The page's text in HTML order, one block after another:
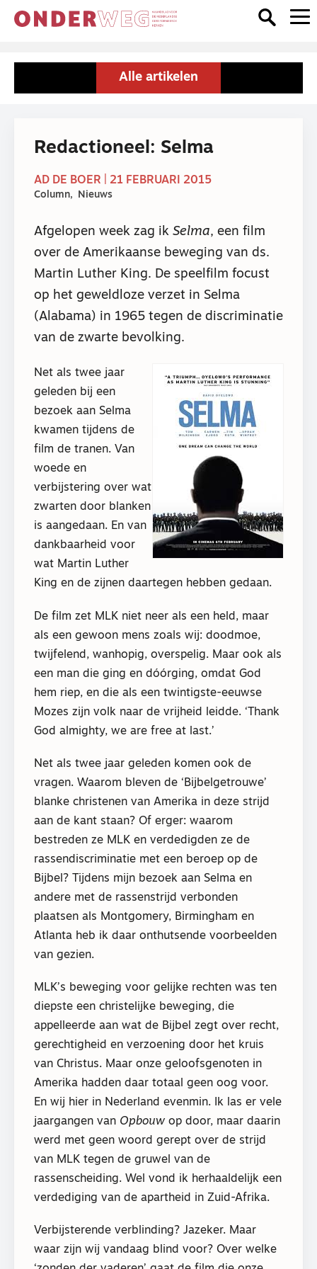
Alle artikelen
Redactioneel: Selma
AD DE BOER | 21 FEBRUARI 2015
Column Nieuws
Afgelopen week zag ik Selma, een film
over de Amerikaanse beweging van ds.
Martin Luther King. De speelfilm focust
op het geweldloze verzet in Selma
(Alabama) in 1965 tegen de discriminatie
van de zwarte bevolking.
Net als twee jaar
geleden bij een
bezoek aan Selma
kwamen tijdens de
film de tranen. Van
woede en
verbijstering over wat
zwarten door blanken
is aangedaan. En van
dankbaarheid voor
wat Martin Luther
King en de zijnen daartegen hebben gedaan.
De film zet MLK niet neer als een held, maar
als een gewoon mens zoals wij: doodmoe,
twijfelend, wanhopig, overspelig. Maar ook als
een man die ging en dóórging, omdat God
hem riep, en die als een twintigste-eeuwse
Mozes zijn volk naar de vrijheid leidde. ‘Thank
God almighty, we are free at last.’
Net als twee jaar geleden komen ook de
vragen. Waarom bleven de ‘Bijbelgetrouwe’
blanke christenen van Amerika in deze strijd
aan de kant staan? Of erger: waarom
bestreden ze MLK en verdedigden ze de
rassendiscriminatie met een beroep op de
Bijbel? Tijdens mijn bezoek aan Selma en
andere met de rassenstrijd verbonden
plaatsen als Montgomery, Birmingham en
Atlanta heb ik daar onthutsende voorbeelden
van gezien.
MLK’s beweging voor gelijke rechten was ten
diepste een christelijke beweging, die
appelleerde aan wat de Bijbel zegt over recht,
gerechtigheid en verzoening door het kruis
van Christus. Maar onze geloofsgenoten in
Amerika hadden daar totaal geen oog voor.
En wij hier in Nederland evenmin. Ik las er vele
jaargangen van Opbouw op door, maar daarin
werd met geen woord gerept over de strijd
van MLK tegen de gruwel van de
rassenscheiding. Wel vond ik herhaaldelijk een
verdediging van de apartheid in Zuid-Afrika.
Verbijsterende verblinding? Jazeker. Maar
waar zijn wij vandaag blind voor? Over welke